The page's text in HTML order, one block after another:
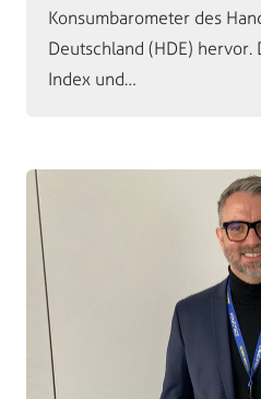
Konsumbarometer des
Deutschland (HDE)
Index und…